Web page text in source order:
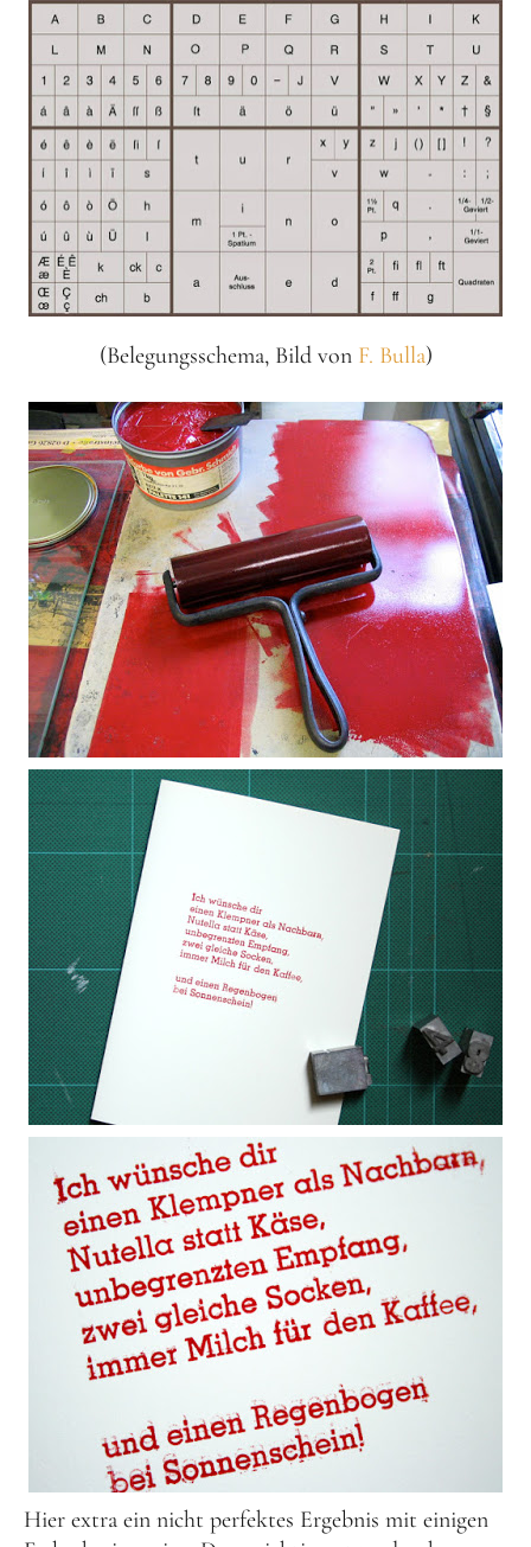
(Belegungsschema, Bild von F. Bulla)
Hier extra ein nicht perfektes Ergebnis mit einigen